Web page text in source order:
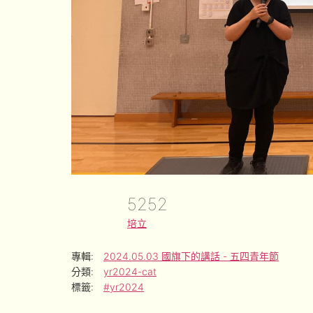
5252
培立
專輯:
2024.05.03 國旗下的講話 - 五四青年節
分類:
yr2024-cat
標籤:
#yr2024